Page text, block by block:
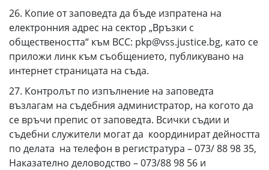
26. Копие от заповедта да бъде изпратена на
електронния адрес на сектор „Връзки с
обществеността“ към ВСС: pkp@vss.justice.bg, като се
приложи линк към съобщението, публикувано на
интернет страницата на съда.
27. Контролът по изпълнение на заповедта
възлагам на съдебния администратор, на когото да
се връчи препис от заповедта. Всички съдии и
съдебни служители могат да координират дейността
по делата на телефон в регистратура – 073/ 88 98 35,
Наказателно деловодство – 073/88 98 56 и